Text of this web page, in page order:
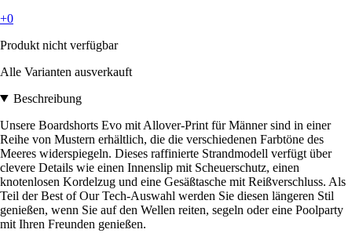
+0
Produkt nicht verfügbar
Alle Varianten ausverkauft
Beschreibung
Unsere Boardshorts Evo mit Allover-Print für Männer sind in einer
Reihe von Mustern erhältlich, die die verschiedenen Farbtöne des
Meeres widerspiegeln. Dieses raffinierte Strandmodell verfügt über
clevere Details wie einen Innenslip mit Scheuerschutz, einen
knotenlosen Kordelzug und eine Gesäßtasche mit Reißverschluss. Als
Teil der Best of Our Tech-Auswahl werden Sie diesen längeren Stil
genießen, wenn Sie auf den Wellen reiten, segeln oder eine Poolparty
mit Ihren Freunden genießen.